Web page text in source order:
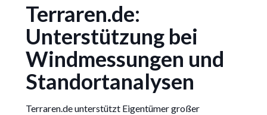
Terraren.de:
Unterstützung bei
Windmessungen und
Standortanalysen
Terraren.de unterstützt Eigentümer großer